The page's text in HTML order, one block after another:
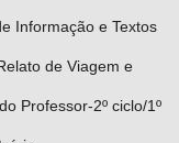
Informação e Textos
de Viagem e
Professor-2º ciclo/1º